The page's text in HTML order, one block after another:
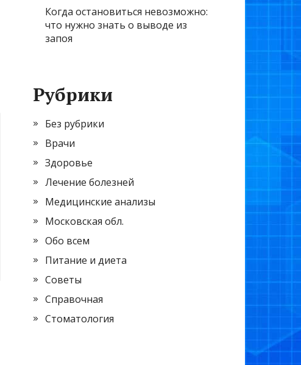
Когда остановиться невозможно:
что нужно знать о выводе из
запоя
Рубрики
Без рубрики
Врачи
Здоровье
Лечение болезней
Медицинские анализы
Московская обл.
Обо всем
Питание и диета
Советы
Справочная
Стоматология